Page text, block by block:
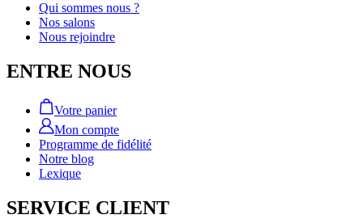
Qui sommes nous ?
Nos salons
Nous rejoindre
ENTRE NOUS
Votre panier
Mon compte
Programme de fidélité
Notre blog
Lexique
SERVICE CLIENT